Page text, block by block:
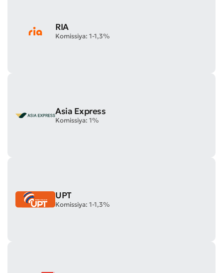
RIA
Komissiya: 1-1,3%
Asia Express
Komissiya: 1%
UPT
Komissiya: 1-1,3%